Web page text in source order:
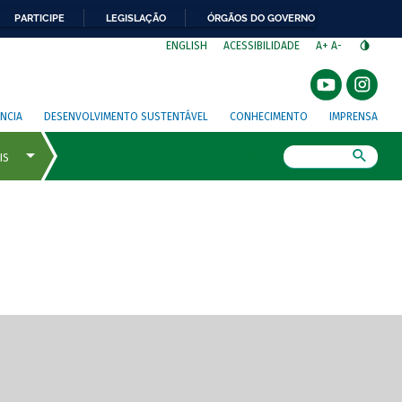
PARTICIPE LEGISLAÇÃO ÓRGÃOS DO GOVERNO
ENGLISH ACESSIBILIDADE A+ A-
DESENVOLVIMENTO SUSTENTÁVEL CONHECIMENTO IMPRENSA
de tela